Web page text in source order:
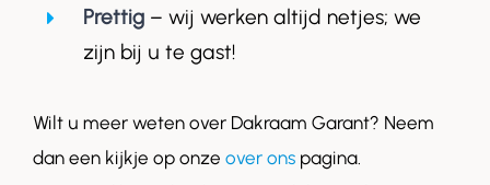
Prettig– wij werken altijd netjes; we
zijn bij u te gast!
Wilt u meer weten over Dakraam Garant? Neem
dan een kijkje op onze over ons pagina.